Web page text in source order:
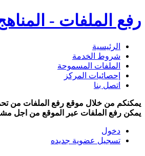
رفع الملفات -
الرئيسية
شروط الخدمة
الملفات المسموحة
إحصائيات المركز
اتصل بنا
يمكنكم من خلال موقع رفع الملفات من
يمكن رفع الملفات عبر الموقع من اجل
دخول
تسجيل عضوية جديده